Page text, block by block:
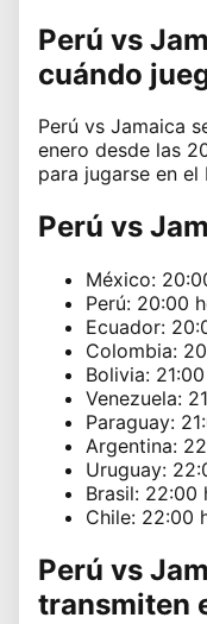
Perú vs
cuándo
Perú vs Jamaica
enero desde las
para jugarse en el
Perú vs
México:
Perú: 20:00
Ecuador:
Colombia:
Bolivia:
Venezuela:
Paraguay:
Argentina:
Uruguay:
Brasil: 22:00
Chile: 22:00
Perú vs
transmiten